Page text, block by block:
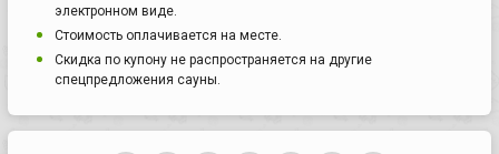
электронном виде.
Стоимость оплачивается на месте.
Скидка по купону не распространяется на другие
спецпредложения сауны.